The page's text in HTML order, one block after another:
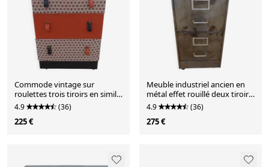
Commode vintage sur
roulettes trois tiroirs en simili
cuir et tissus- bout
4.9 (36)
225 €
Meuble industriel ancien en
métal effet rouillé deux tiroirs
sur roulettes
4.9 (36)
275 €